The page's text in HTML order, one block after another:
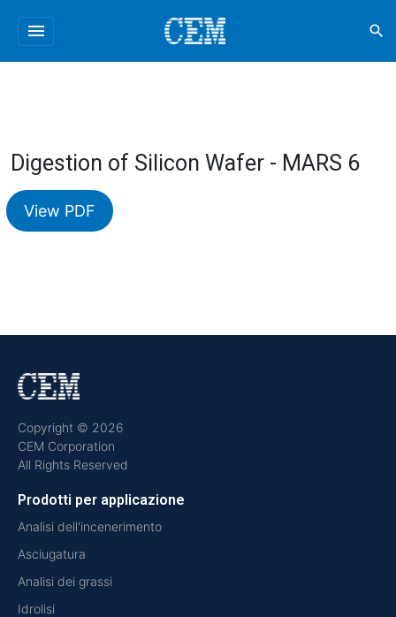
menu search
Digestion of Silicon Wafer - MARS 6
View PDF
Copyright © 2026
CEM Corporation
All Rights Reserved
Prodotti per applicazione
Analisi dell'incenerimento
Asciugatura
Analisi dei grassi
Idrolisi